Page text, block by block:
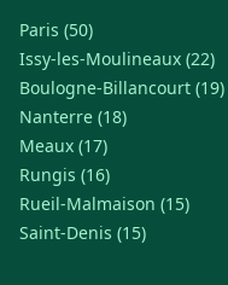
Paris (50)
Issy-les-Moulineaux (22)
Boulogne-Billancourt (19)
Nanterre (18)
Meaux (17)
Rungis (16)
Rueil-Malmaison (15)
Saint-Denis (15)